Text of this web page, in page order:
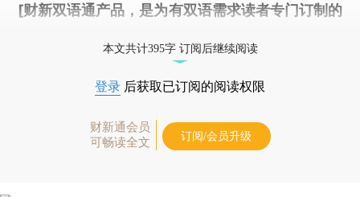
[财新双语通产品，是为有双语需求读者专门订制的
本文共计395字 订阅后继续阅读
登录 后获取已订阅的阅读权限
财新通会员
可畅读全文
订阅/会员升级